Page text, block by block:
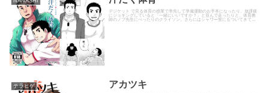
デジケット で見る体育の授業で率先して準備運動のお手本になったり、放課後
にジョギングしていると「一緒にいいですか？」と並んで走ったりと、体育教
師のノブ先生にべったりのクライソン。さらにはシャワー室にもついてきて発
テラヒゲ アカツキ